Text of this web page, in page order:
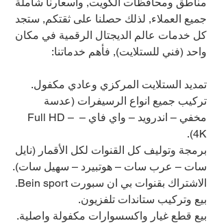
جميع العملاء, لذلك حصلنا على ثقتكم, ستجد
كل خدمات عالم الديجتال الرقمية في مكان
واحد (فني للستلايت), فأهم خدماتنا:
تمديد الستلايت المركزي وعادي مكفول.
تركيب جميع انواع الرسيفرات (عدسة
مخفي – اندرويد – واي فاي – Full HD –
4K).
برمجة وتوليف كل القنوات لكل الأقمار (نايل
سات – عرب سات – هوتبيرد – سهيل سات).
الاشتراك بقنوات بي ان سبورت Bein sport.
بيع وتركيب ستاندات تلفزيون.
بيع قطع غيار واكسسوارات مكفولة واصلية.